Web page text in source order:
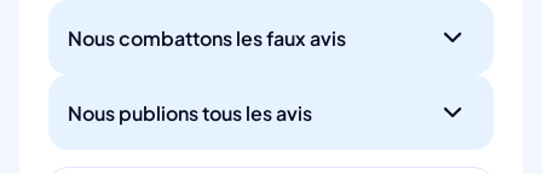
Nous combattons les faux avis
Nous publions tous les avis